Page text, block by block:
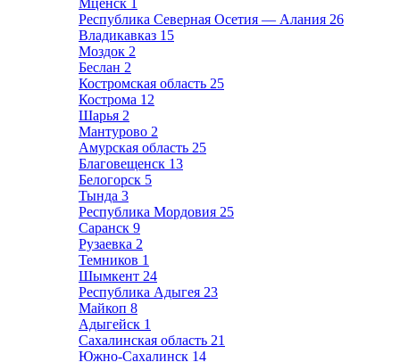
Мценск 1
Республика Северная Осетия — Алания 26
Владикавказ 15
Моздок 2
Беслан 2
Костромская область 25
Кострома 12
Шарья 2
Мантурово 2
Амурская область 25
Благовещенск 13
Белогорск 5
Тында 3
Республика Мордовия 25
Саранск 9
Рузаевка 2
Темников 1
Шымкент 24
Республика Адыгея 23
Майкоп 8
Адыгейск 1
Сахалинская область 21
Южно-Сахалинск 14